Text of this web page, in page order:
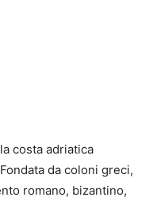
costa adriatica
da coloni greci,
romano, bizantino,